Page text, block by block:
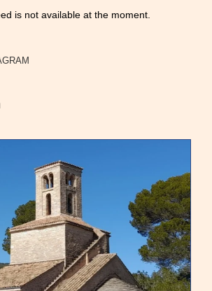
is not available at the moment.